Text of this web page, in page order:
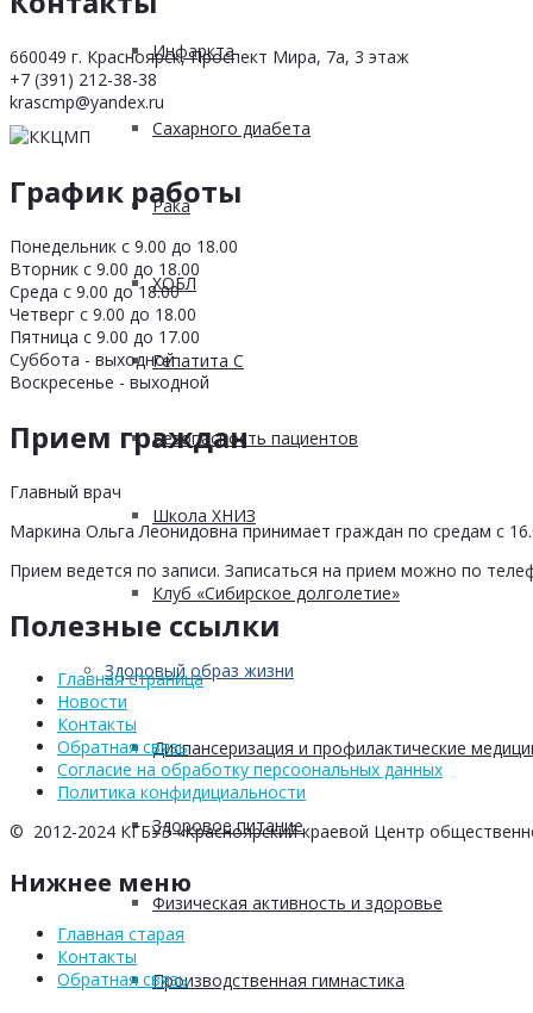
Инфаркта
Сахарного диабета
Рака
ХОБЛ
Гепатита С
Безопасность пациентов
Школа ХНИЗ
Клуб «Сибирское долголетие»
Здоровый образ жизни
Диспансеризация и профилактические
Здоровое питание
Физическая активность и здоровье
Производственная гимнастика
660049 г. Красноярск, Проспект Мира, 7а, 3 этаж
+7 (391) 212-38-38
krascmp@yandex.ru
График работы
Понедельник с 9.00 до 18.00
Вторник с 9.00 до 18.00
Среда с 9.00 до 18.00
Четверг с 9.00 до 18.00
Пятница с 9.00 до 17.00
Суббота - выходной
Воскресенье - выходной
Прием граждан
Главный врач
Маркина Ольга Леонидовна принимает граждан по средам с
Прием ведется по записи. Записаться на прием можно по
Полезные ссылки
Главная страница
Новости
Контакты
Обратная связь
Согласие на обработку персоональных данных
Политика конфидициальности
© 2012-2024 КГБУЗ «Красноярский краевой Центр
Нижнее меню
Главная старая
Контакты
Обратная связь